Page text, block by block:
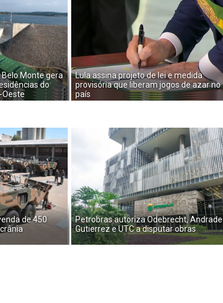
Monte gera
do
Oeste
Lula assina projeto de lei e medida
provisória que liberam jogos de azar no
país
de 450
Petrobras autoriza Odebrecht, Andrade
Gutierrez e UTC a disputar obras